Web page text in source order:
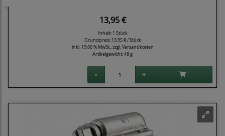
13,95 €
Inhalt: 1 Stück
Grundpreis: 13,95 € / Stück
inkl. 19,00 % MwSt., zzgl.Versandkosten
Artikelgewicht: 48 g